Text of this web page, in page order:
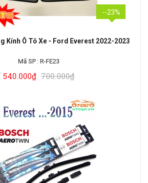
--23%
Kính Ô Tô Xe - Ford Everest 2022-2023
Mã SP : R-FE23
540.000₫ 700.000₫